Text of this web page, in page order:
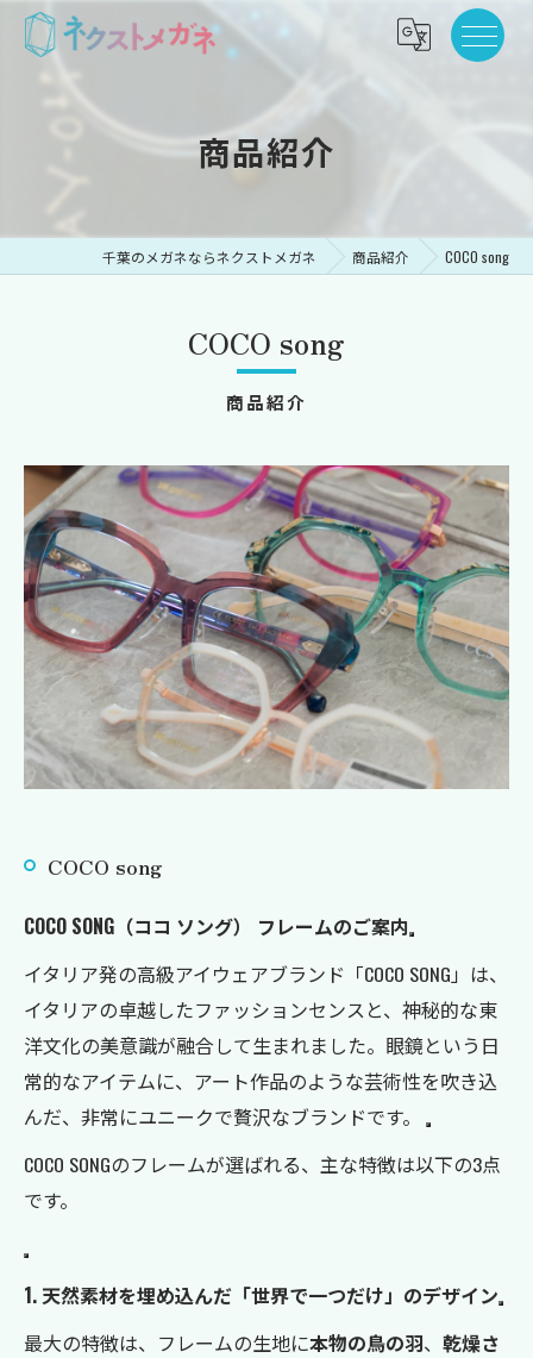
商品紹介
千葉のメガネならネクストメガネ 商品紹介 COCO song
商品紹介
COCO song
COCO song
COCO SONG（ココ ソング） フレームのご案内
イタリア発の高級アイウェアブランド「COCO SONG」は、
イタリアの卓越したファッションセンスと、神秘的な東
洋文化の美意識が融合して生まれました。眼鏡という日
常的なアイテムに、アート作品のような芸術性を吹き込
んだ、非常にユニークで贅沢なブランドです。
COCO SONGのフレームが選ばれる、主な特徴は以下の3点
です。
1. 天然素材を埋め込んだ「世界で一つだけ」のデザイン
最大の特徴は、フレームの生地に本物の鳥の羽、 乾燥さ